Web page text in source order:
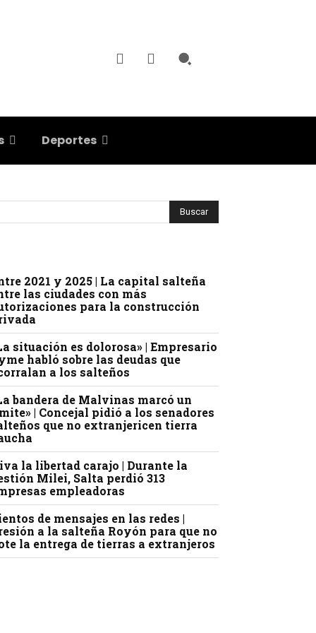
Deportes
2021 y 2025 | La capital salteña
las ciudades con más
para la construcción
situación es dolorosa» | Empresario
habló sobre las deudas que
a los salteños
bandera de Malvinas marcó un
| Concejal pidió a los senadores
que no extranjericen tierra
la libertad carajo | Durante la
Milei, Salta perdió 313
empleadoras
de mensajes en las redes |
a la salteña Royón para que no
la entrega de tierras a extranjeros